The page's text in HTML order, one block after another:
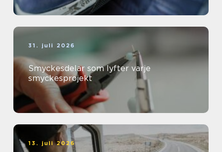
31. juli 2026
Smyckesdelar som lyfter varje
smyckesprojekt
13. juli 2026